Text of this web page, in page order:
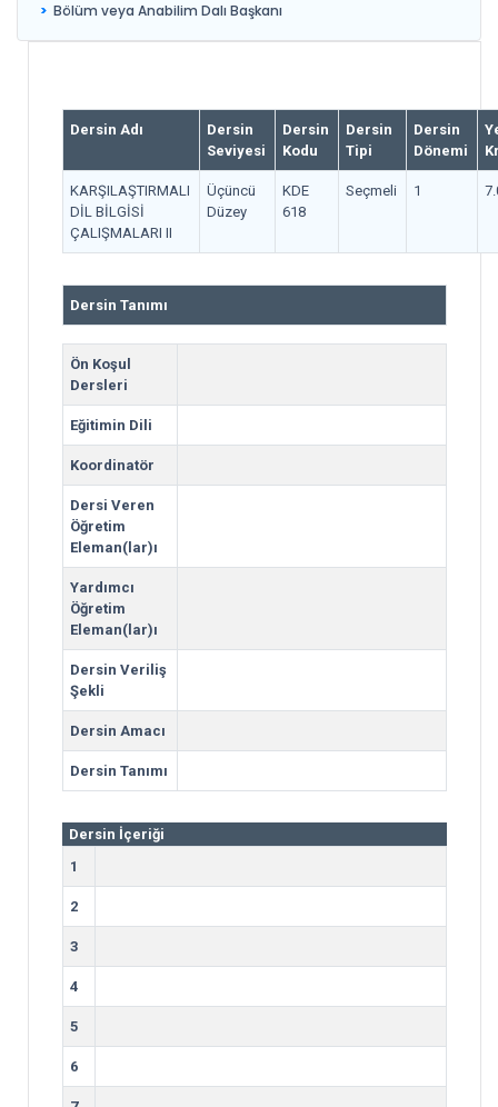
Bölüm veya Anabilim Dalı Başkanı
Dersin Adı
Dersin
Seviyesi
Dersin
Kodu
Dersin
Tipi
Dersin
Dönemi
KARŞILAŞTIRMALI
DİL BİLGİSİ
ÇALIŞMALARI II
Üçüncü
Düzey
KDE
618
Seçmeli 1
Dersin Tanımı
Ön Koşul
Dersleri
Eğitimin Dili
Koordinatör
Dersi Veren
Öğretim
Eleman(lar)ı
Yardımcı
Öğretim
Eleman(lar)ı
Dersin Veriliş
Şekli
Dersin Amacı
Dersin Tanımı
Dersin İçeriği
1
2
3
4
5
6